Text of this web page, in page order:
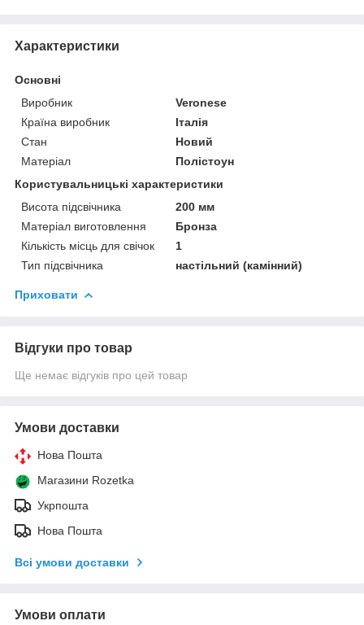
Характеристики
Основні
Виробник
Veronese
Країна виробник
Італія
Стан
Новий
Матеріал
Полістоун
Користувальницькі характеристики
Висота підсвічника
200 мм
Матеріал виготовлення
Бронза
Кількість місць для свічок
1
Тип підсвічника
настільний (камінний)
Приховати
Відгуки про товар
Ще немає відгуків про цей товар
Умови доставки
Нова Пошта
Магазини Rozetka
Укрпошта
Нова Пошта
Всі умови доставки
Умови оплати